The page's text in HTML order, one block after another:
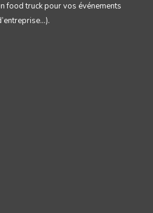
food truck pour vos événements